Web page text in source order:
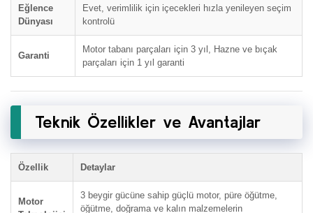
Eğlence
Dünyası
Evet, verimlilik için içecekleri hızla yenileyen seçim
kontrolü
Garanti
Motor tabanı parçaları için 3 yıl, Hazne ve bıçak
parçaları için 1 yıl garanti
Teknik Özellikler ve Avantajlar
Özellik Detaylar
Motor
3 beygir gücüne sahip güçlü motor, püre öğütme,
öğütme, doğrama ve kalın malzemelerin